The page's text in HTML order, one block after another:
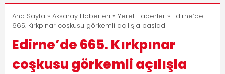
Ana Sayfa » Aksaray Haberleri » Yerel Haberler» Edirne’de
665. Kırkpınar coşkusu görkemli açılışla başladı
Edirne’de 665. Kırkpınar
coşkusu görkemli açılışla